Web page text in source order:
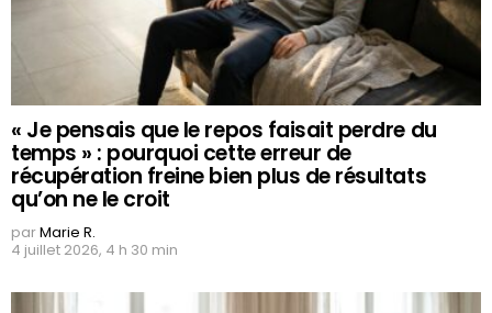
« Je pensais que le repos faisait perdre du
temps » : pourquoi cette erreur de
récupération freine bien plus de résultats
qu’on ne le croit
parMarie R.
4 juillet 2026, 4 h 30 min